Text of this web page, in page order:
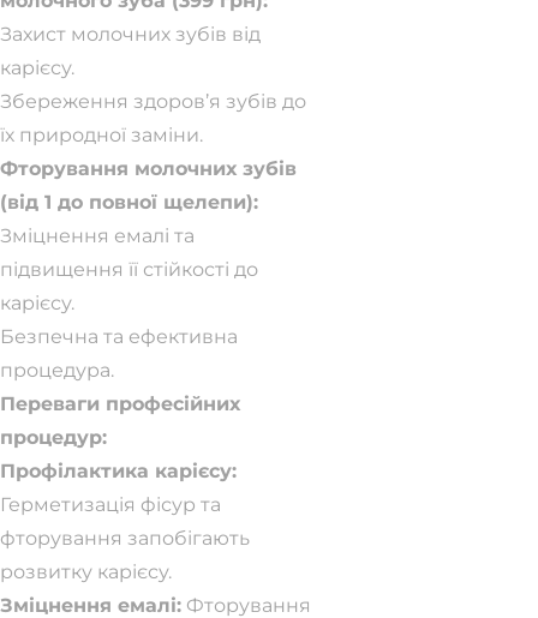
Захист молочних зубів від
карієсу.
Збереження здоров’я зубів до
їх природної заміни.
Фторування молочних зубів
(від 1 до повної щелепи):
Зміцнення емалі та
підвищення її стійкості до
карієсу.
Безпечна та ефективна
процедура.
Переваги професійних
процедур:
Профілактика карієсу:
Герметизація фісур та
фторування запобігають
розвитку карієсу.
Зміцнення емалі: Фторування